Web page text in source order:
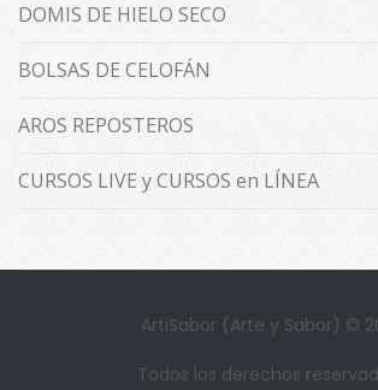
DOMIS DE HIELO SECO
BOLSAS DE CELOFÁN
AROS REPOSTEROS
CURSOS LIVE y CURSOS en LÍNEA
ArtiSabor (Arte y Sabor) ©
Todos los derechos